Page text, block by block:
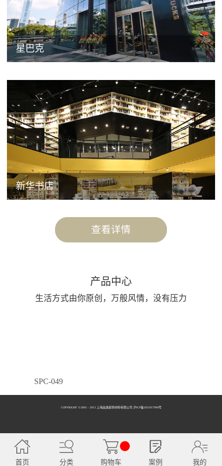
星巴克
新华书店
查看详情
产品中心
生活方式由你原创，万般风情，没有压力
SPC-049
SPC-050
COPYRIGHT ©2005 - 2013 上海品逸装饰材料有限公司 泸ICP备2021017990号
首页 分类 购物车 案例 我的